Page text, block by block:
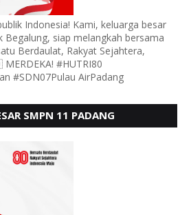
Indonesia! Kami, keluarga besar
Begalung, siap melangkah bersama
Berdaulat, Rakyat Sejahtera,
#HUTRI80
#SDN07Pulau AirPadang
SMPN 11 PADANG